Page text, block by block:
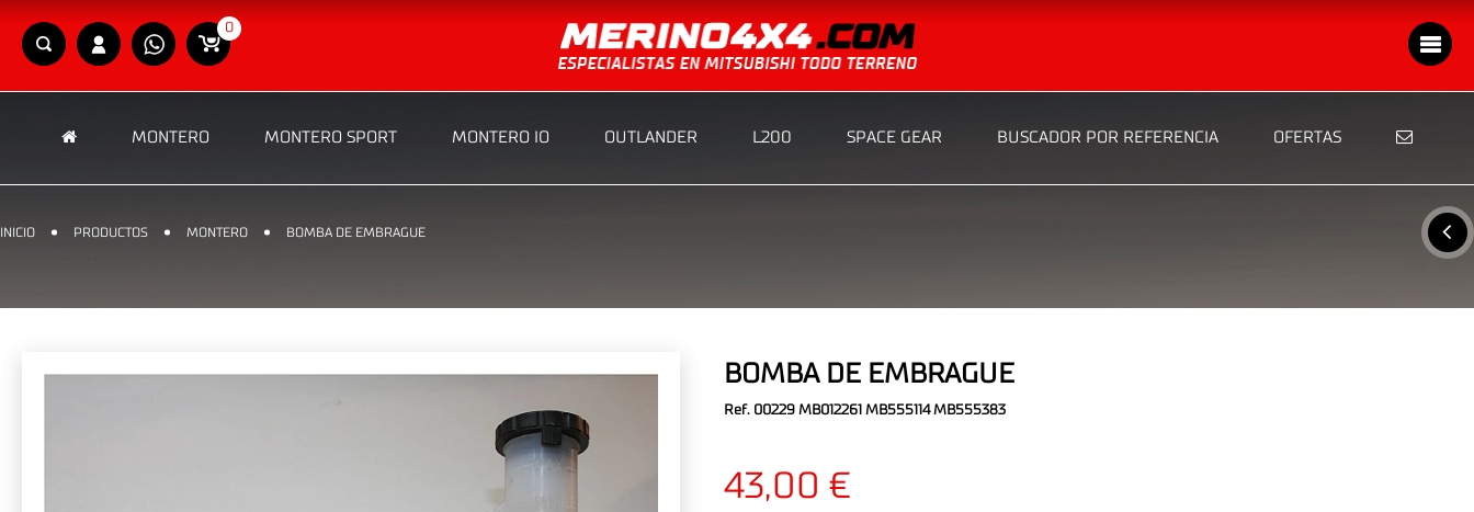
0
MONTERO MONTERO SPORT MONTERO IO OUTLANDER L200 SPACE GEAR BUSCADOR POR REFERENCIA OFERTAS
INICIO PRODUCTOS MONTERO BOMBA DE EMBRAGUE
BOMBA DE EMBRAGUE
Ref. 00229 MB012261 MB555114 MB555383
43,00 €